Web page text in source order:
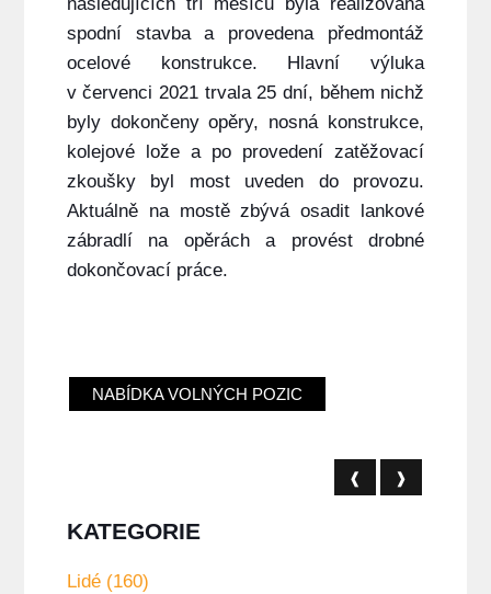
spodní stavba a provedena předmontáž
ocelové konstrukce. Hlavní výluka
v červenci 2021 trvala 25 dní, během nichž
byly dokončeny opěry, nosná konstrukce,
kolejové lože a po provedení zatěžovací
zkoušky byl most uveden do provozu.
Aktuálně na mostě zbývá osadit lankové
zábradlí na opěrách a provést drobné
dokončovací práce.
NABÍDKA VOLNÝCH POZIC
❰ ❱
KATEGORIE
Lidé (160)